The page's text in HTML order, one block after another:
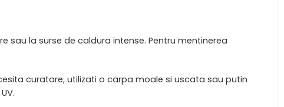
sau la surse de caldura intense. Pentru mentinerea
curatare, utilizati o carpa moale si uscata sau putin